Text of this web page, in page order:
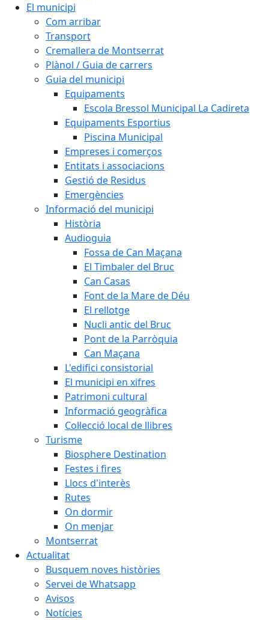
El municipi
Com arribar
Transport
Cremallera de Montserrat
Plànol / Guia de carrers
Guia del municipi
Equipaments
Escola Bressol Municipal La Cadireta
Equipaments Esportius
Piscina Municipal
Empreses i comerços
Entitats i associacions
Gestió de Residus
Emergències
Informació del municipi
Història
Audioguia
Fossa de Can Maçana
El Timbaler del Bruc
Can Casas
Font de la Mare de Déu
El rellotge
Nucli antic del Bruc
Pont de la Parròquia
Can Maçana
L'edifici consistorial
El municipi en xifres
Patrimoni cultural
Informació geogràfica
Col·lecció local de llibres
Turisme
Biosphere Destination
Festes i fires
Llocs d'interès
Rutes
On dormir
On menjar
Montserrat
Actualitat
Busquem noves històries
Servei de Whatsapp
Avisos
Notícies